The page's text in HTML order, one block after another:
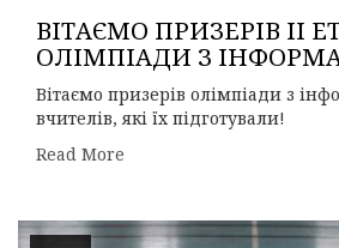
ВІТАЄМО ПРИЗЕРІВ ІІ
ОЛІМПІАДИ З
Вітаємо призерів олімпіади з
вчителів, які їх підготували!
Read More